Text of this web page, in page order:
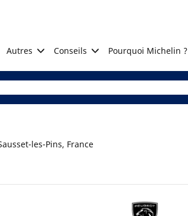
Autres Conseils Pourquoi Michelin ?
les-Pins, France